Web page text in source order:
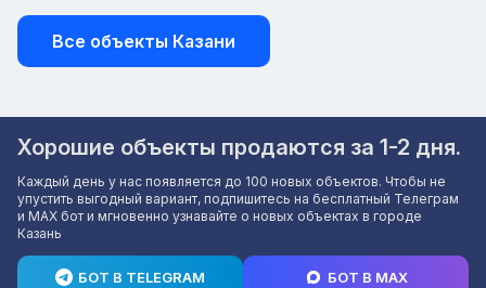
Все объекты Казани
Хорошие объекты продаются за 1-2 дня.
Каждый день у нас появляется до 100 новых объектов. Чтобы не
упустить выгодный вариант, подпишитесь на бесплатный Телеграм
и MAX бот и мгновенно узнавайте о новых объектах в городе
Казань
БОТ В TELEGRAM БОТ В MAX